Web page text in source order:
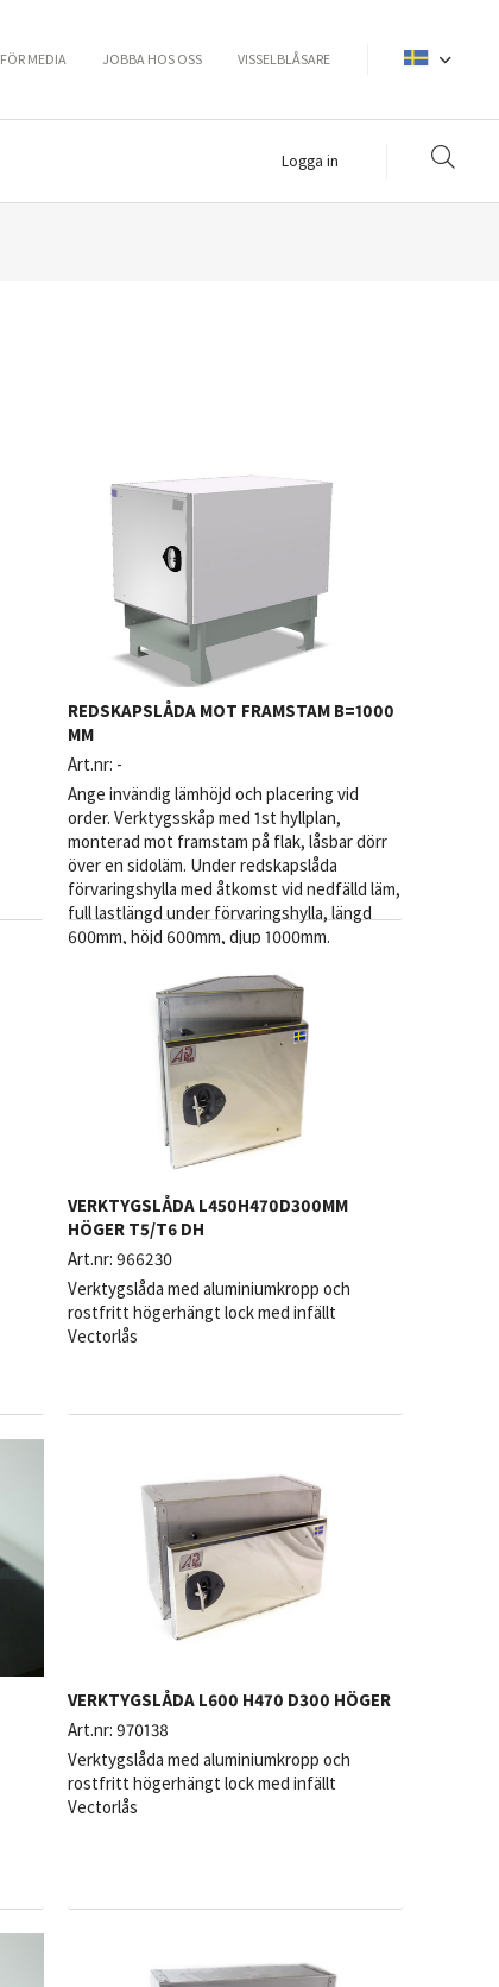
FÖR MEDIA JOBBA HOS OSS VISSELBLÅSARE
Logga in
REDSKAPSLÅDA MOT FRAMSTAM B=1000
MM
Art.nr: -
Ange invändig lämhöjd och placering vid
order. Verktygsskåp med 1st hyllplan,
monterad mot framstam på flak, låsbar dörr
över en sidoläm. Under redskapslåda
förvaringshylla med åtkomst vid nedfälld läm,
full lastlängd under förvaringshylla, längd
600mm, höjd 600mm, djup 1000mm.
VERKTYGSLÅDA L450H470D300MM
HÖGER T5/T6 DH
Art.nr: 966230
Verktygslåda med aluminiumkropp och
rostfritt högerhängt lock med infällt
Vectorlås
VERKTYGSLÅDA L600 H470 D300 HÖGER
Art.nr: 970138
Verktygslåda med aluminiumkropp och
rostfritt högerhängt lock med infällt
Vectorlås